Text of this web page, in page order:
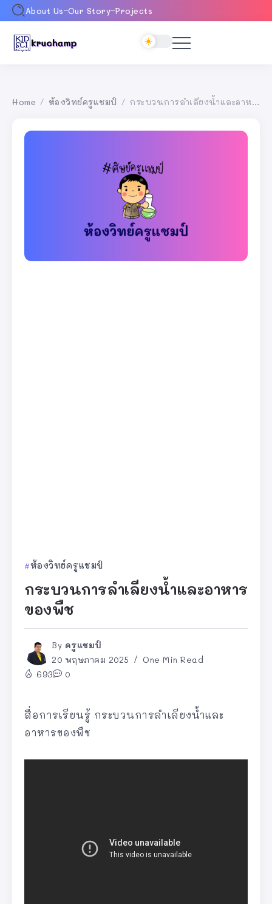
About Us Our Story Projects
Home / ห้องวิทย์ครูแชมป์ / กระบวนการลำเลียงน้ำและอาหารของพืช
ห้องวิทย์ครูแชมป์
กระบวนการลำเลียงน้ำและอาหาร
ของพืช
By ครูแชมป์
20 พฤษภาคม 2025
One Min Read
693
0
สื่อการเรียนรู้ กระบวนการลำเลียงน้ำและ
อาหารของพืช